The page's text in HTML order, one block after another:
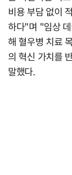
비용 부담 없이
하다"며 "임상
해 혈우병 치료
의 혁신 가치를
말했다.